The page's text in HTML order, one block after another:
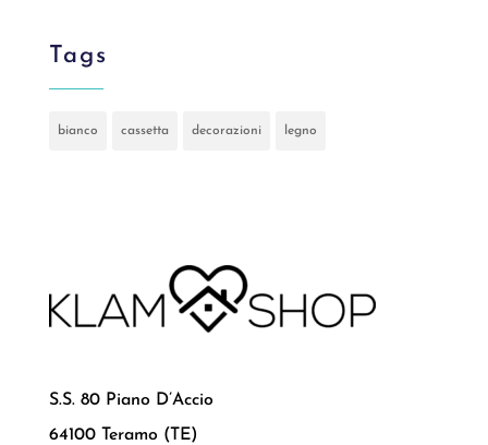
Tags
bianco cassetta decorazioni legno
S.S. 80 Piano D’Accio
64100 Teramo (TE)